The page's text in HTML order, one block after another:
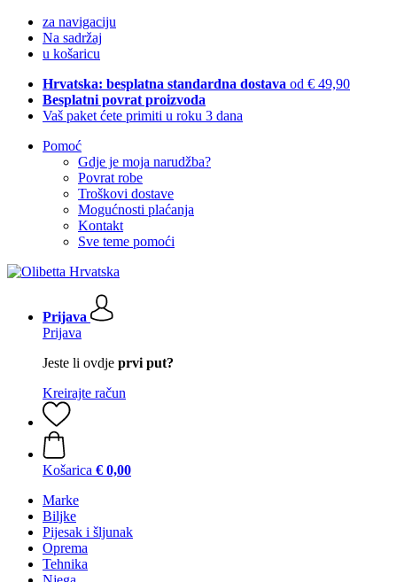
za navigaciju
Na sadržaj
u košaricu
Hrvatska: besplatna standardna dostava od € 49,90
Besplatni povrat proizvoda
Vaš paket ćete primiti u roku 3 dana
Pomoć
Gdje je moja narudžba?
Povrat robe
Troškovi dostave
Mogućnosti plaćanja
Kontakt
Sve teme pomoći
Prijava
Prijava
Jeste li ovdje prvi put?
Kreirajte račun
Košarica € 0,00
Marke
Biljke
Pijesak i šljunak
Oprema
Tehnika